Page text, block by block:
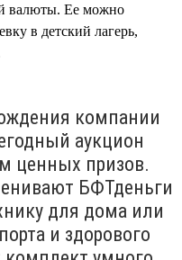
валюты. Ее можно
в детский лагерь,
компании
аукцион
ценных призов.
БФТденьги
для дома или
и здорового